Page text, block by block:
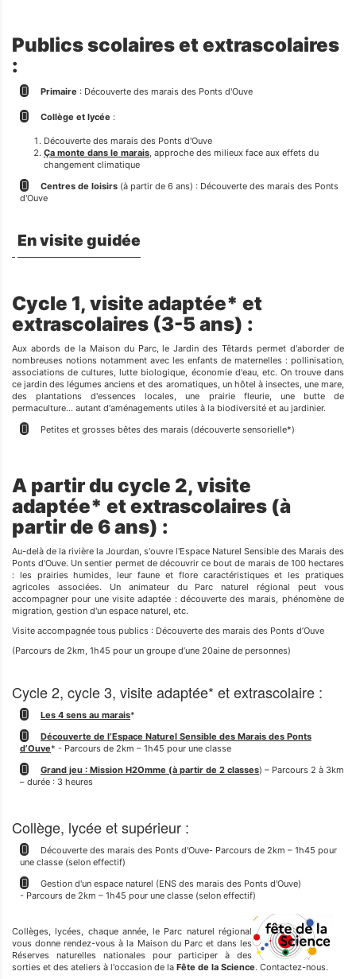
Publics scolaires et extrascolaires
:
Primaire : Découverte des marais des Ponts d'Ouve
Collège et lycée :
Découverte des marais des Ponts d'Ouve
Ça monte dans le marais, approche des milieux face aux effets du
changement climatique
Centres de loisirs (à partir de 6 ans) : Découverte des marais des Ponts
d'Ouve
En visite guidée
Cycle 1, visite adaptée* et
extrascolaires (3-5 ans) :
Aux abords de la Maison du Parc, le Jardin des Têtards permet d'aborder de
nombreuses notions notamment avec les enfants de maternelles : pollinisation,
associations de cultures, lutte biologique, économie d'eau, etc. On trouve dans
ce jardin des légumes anciens et des aromatiques, un hôtel à insectes, une mare,
des plantations d'essences locales, une prairie fleurie, une butte de
permaculture… autant d'aménagements utiles à la biodiversité et au jardinier.
Petites et grosses bêtes des marais (découverte sensorielle*)
A partir du cycle 2, visite
adaptée* et extrascolaires (à
partir de 6 ans) :
Au-delà de la rivière la Jourdan, s'ouvre l'Espace Naturel Sensible des Marais des
Ponts d'Ouve. Un sentier permet de découvrir ce bout de marais de 100 hectares
: les prairies humides, leur faune et flore caractéristiques et les pratiques
agricoles associées. Un animateur du Parc naturel régional peut vous
accompagner pour une visite adaptée : découverte des marais, phénomène de
migration, gestion d'un espace naturel, etc.
Visite accompagnée tous publics : Découverte des marais des Ponts d’Ouve
(Parcours de 2km, 1h45 pour un groupe d’une 20aine de personnes)
Cycle 2, cycle 3, visite adaptée* et extrascolaire :
Les 4 sens au marais*
Découverte de l’Espace Naturel Sensible des Marais des Ponts
d’Ouve* - Parcours de 2km – 1h45 pour une classe
Grand jeu : Mission H2Omme (à partir de 2 classes) – Parcours 2 à 3km
– durée : 3 heures
Collège, lycée et supérieur :
Découverte des marais des Ponts d'Ouve- Parcours de 2km – 1h45 pour
une classe (selon effectif)
Gestion d'un espace naturel (ENS des marais des Ponts d'Ouve)
- Parcours de 2km – 1h45 pour une classe (selon effectif)
Collèges, lycées, chaque année, le Parc naturel régional
vous donne rendez-vous à la Maison du Parc et dans les
Réserves naturelles nationales pour participer à des
sorties et des ateliers à l'occasion de la Fête de la Science. Contactez-nous.